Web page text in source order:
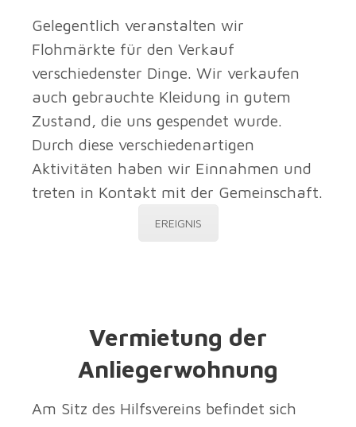
Gelegentlich veranstalten wir
Flohmärkte für den Verkauf
verschiedenster Dinge. Wir verkaufen
auch gebrauchte Kleidung in gutem
Zustand, die uns gespendet wurde.
Durch diese verschiedenartigen
Aktivitäten haben wir Einnahmen und
treten in Kontakt mit der Gemeinschaft.
EREIGNIS
Vermietung der
Anliegerwohnung
Am Sitz des Hilfsvereins befindet sich